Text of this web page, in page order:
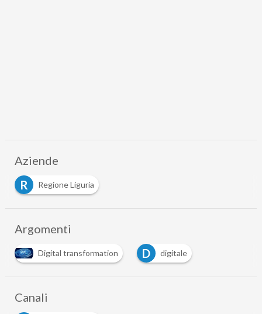
Aziende
R
Regione Liguria
Argomenti
Digital transformation D digitale
Canali